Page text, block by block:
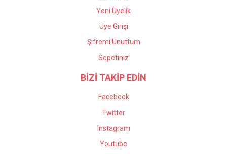
Yeni Üyelik
Üye Girişi
Şifremi Unuttum
Sepetiniz
BİZİ TAKİP EDİN
Facebook
Twitter
Instagram
Youtube